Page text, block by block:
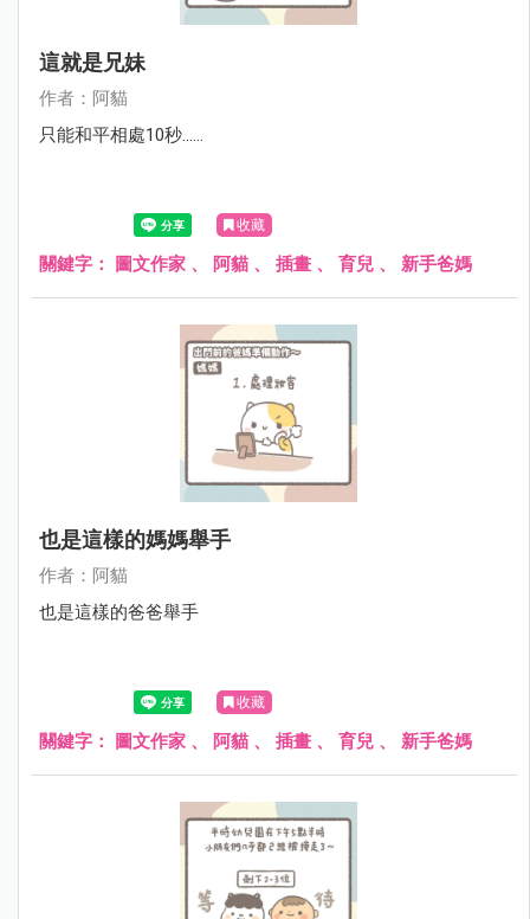
這就是兄妹
作者：阿貓
只能和平相處10秒......
收藏
關鍵字： 圖文作家 、 阿貓 、 插畫 、 育兒 、 新手爸媽
也是這樣的媽媽舉手
作者：阿貓
也是這樣的爸爸舉手
收藏
關鍵字： 圖文作家 、 阿貓 、 插畫 、 育兒 、 新手爸媽